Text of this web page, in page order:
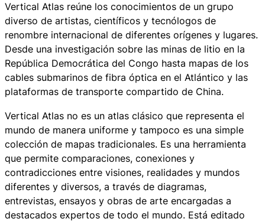
Vertical Atlas reúne los conocimientos de un grupo
diverso de artistas, científicos y tecnólogos de
renombre internacional de diferentes orígenes y lugares.
Desde una investigación sobre las minas de litio en la
República Democrática del Congo hasta mapas de los
cables submarinos de fibra óptica en el Atlántico y las
plataformas de transporte compartido de China.
Vertical Atlas no es un atlas clásico que representa el
mundo de manera uniforme y tampoco es una simple
colección de mapas tradicionales. Es una herramienta
que permite comparaciones, conexiones y
contradicciones entre visiones, realidades y mundos
diferentes y diversos, a través de diagramas,
entrevistas, ensayos y obras de arte encargadas a
destacados expertos de todo el mundo. Está editado